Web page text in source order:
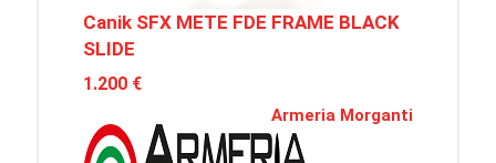
Canik SFX METE FDE FRAME BLACK
SLIDE
1.200 €
Armeria Morganti